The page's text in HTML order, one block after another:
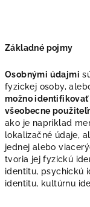
Základné pojmy
Osobnými údajmi
fyzickej osoby,
možno identifikovať
všeobecne
ako je napríklad
lokalizačné údaje,
jednej alebo
tvoria jej fyzickú
identitu, psychickú
identitu, kultúrnu